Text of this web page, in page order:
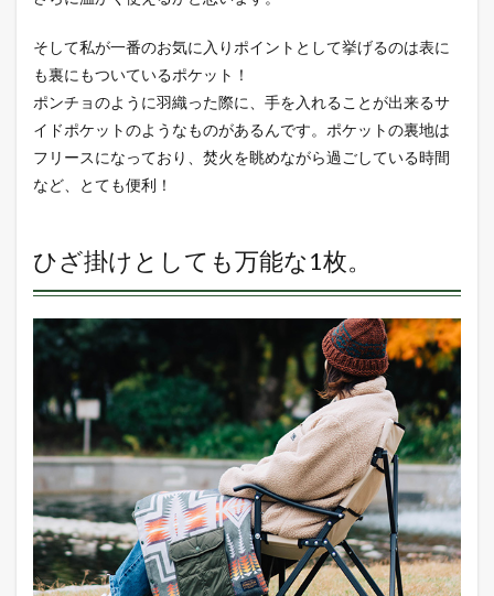
そして私が一番のお気に入りポイントとして挙げるのは表に
も裏にもついているポケット！
ポンチョのように羽織った際に、手を入れることが出来るサ
イドポケットのようなものがあるんです。ポケットの裏地は
フリースになっており、焚火を眺めながら過ごしている時間
など、とても便利！
ひざ掛けとしても万能な1枚。